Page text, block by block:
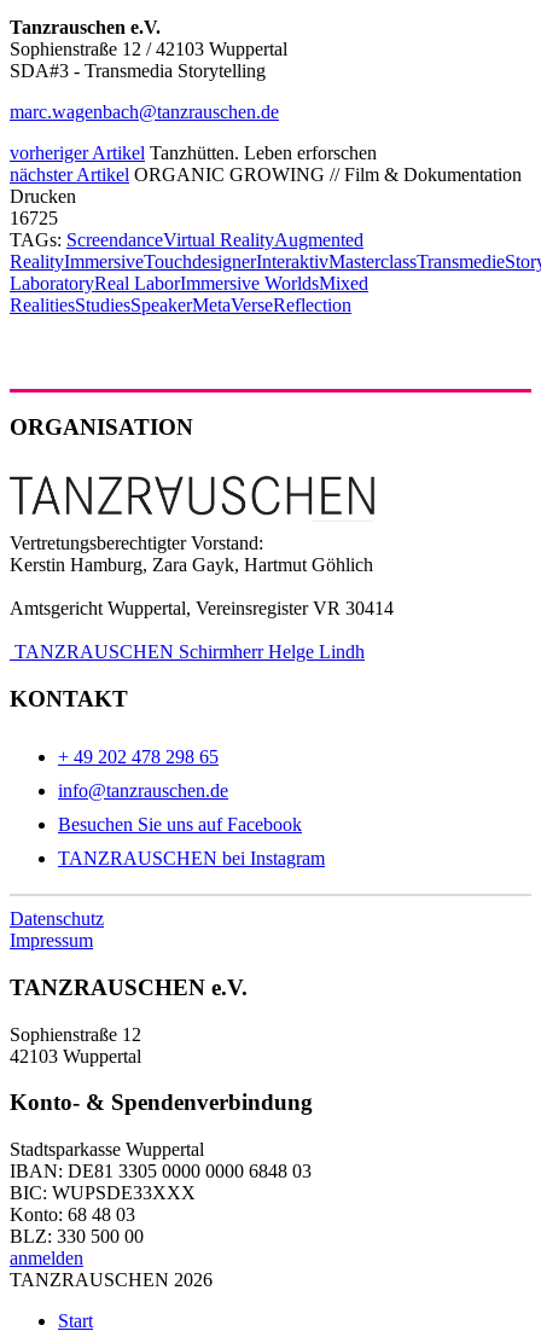
Tanzrauschen e.V.
Sophienstraße 12 / 42103 Wuppertal
SDA#3 - Transmedia Storytelling
marc.wagenbach@tanzrauschen.de
vorheriger Artikel Tanzhütten. Leben erforschen
nächster Artikel ORGANIC GROWING // Film & Dokumentation
Drucken
16725
TAGs: ScreendanceVirtual RealityAugmented
RealityImmersiveTouchdesignerInteraktivMasterclassTransmedie
LaboratoryReal LaborImmersive WorldsMixed
RealitiesStudiesSpeakerMetaVerseReflection
ORGANISATION
Vertretungsberechtigter Vorstand:
Kerstin Hamburg, Zara Gayk, Hartmut Göhlich
Amtsgericht Wuppertal, Vereinsregister VR 30414
TANZRAUSCHEN Schirmherr Helge Lindh
KONTAKT
+ 49 202 478 298 65
info@tanzrauschen.de
Besuchen Sie uns auf Facebook
TANZRAUSCHEN bei Instagram
Datenschutz
Impressum
TANZRAUSCHEN e.V.
Sophienstraße 12
42103 Wuppertal
Konto- & Spendenverbindung
Stadtsparkasse Wuppertal
IBAN: DE81 3305 0000 0000 6848 03
BIC: WUPSDE33XXX
Konto: 68 48 03
BLZ: 330 500 00
anmelden
TANZRAUSCHEN 2026
Start